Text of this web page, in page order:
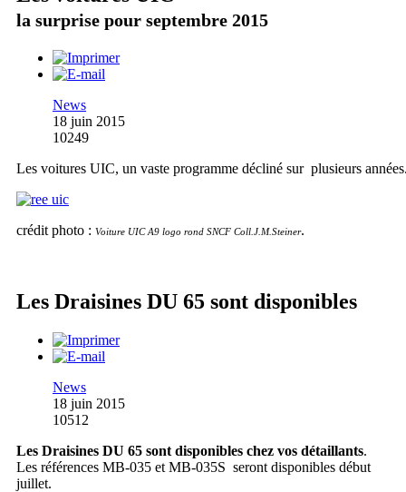
la surprise pour septembre 2015
News
18 juin 2015
10249
Les voitures UIC, un vaste programme décliné sur plusieurs
crédit photo : Voiture UIC A9 logo rond SNCF Coll.J.M.Steiner.
Les Draisines DU 65 sont disponibles
News
18 juin 2015
10512
Les Draisines DU 65 sont disponibles chez vos détaillants.
Les références MB-035 et MB-035S seront disponibles début
juillet.